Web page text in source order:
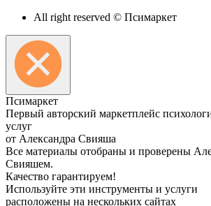
All right reserved © Псимаркет
Псимаркет
Первый авторский маркетплейс
услуг
от Александра Свияша
Все материалы отобраны и проверены
Свияшем.
Качество гарантируем!
Используйте эти инструменты и услуги
расположены на нескольких сайтах